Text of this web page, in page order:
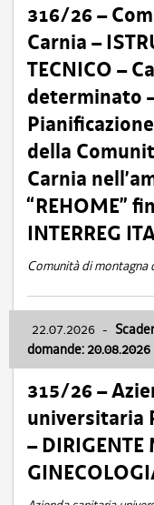
316/26 –
Carnia –
TECNICO –
determinato
della
Carnia
“REHOME”
INTERREG
Comunità di montagna
22.07.2026 -
domande: 20.08.2026
315/26 –
universitaria
–